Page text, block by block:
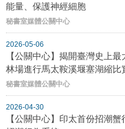
能量、保護神經細胞
秘書室媒體公關中心
2026-05-06
【公關中心】揭開臺灣史上
林場進行馬太鞍溪堰塞湖縮比
秘書室媒體公關中心
2026-04-30
【公關中心】印太首份招潮